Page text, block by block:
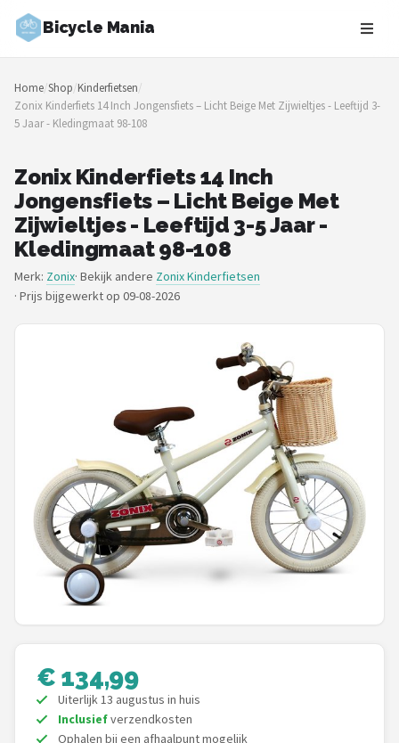
Bicycle Mania
Zoeken
NAVIGATIE
Shop
Merken
Blog
Fietsroutes
Kinderfietsen
Mountainbikes
Shop
POPULAIRE MERKEN
Basil
Volare
ABUS
AXA
New Looxs
Home/Shop/Kinderfietsen/
Zonix Kinderfiets 14 Inch Jongensfiets – Licht Beige Met Zijwieltjes - Leeftijd 3-
5 Jaar - Kledingmaat 98-108
Zonix Kinderfiets 14 Inch
Jongensfiets – Licht Beige Met
Zijwieltjes - Leeftijd 3-5 Jaar -
Kledingmaat 98-108
Merk: Zonix· Bekijk andere Zonix Kinderfietsen
· Prijs bijgewerkt op 09-08-2026
€ 134,99
Uiterlijk 13 augustus in huis
Inclusiefverzendkosten
Ophalen bij een afhaalpunt mogelijk